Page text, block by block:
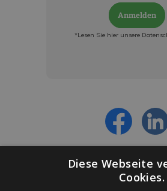
Anmelden
*Lesen Sie hier unsere
Diese Webseite
Cookies.